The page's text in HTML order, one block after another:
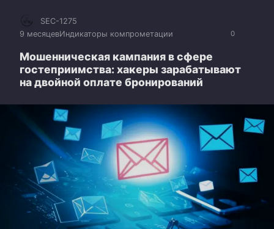
0
SEC-1275
9 месяцевИндикаторы компрометации
Мошенническая кампания в сфере
гостеприимства: хакеры зарабатывают
на двойной оплате бронирований